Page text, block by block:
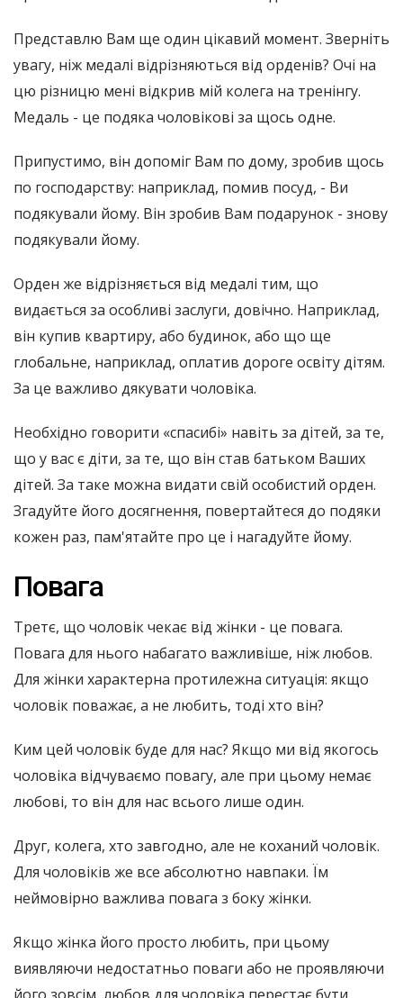
Представлю Вам ще один цікавий момент. Зверніть
увагу, ніж медалі відрізняються від орденів? Очі на
цю різницю мені відкрив мій колега на тренінгу.
Медаль - це подяка чоловікові за щось одне.
Припустимо, він допоміг Вам по дому, зробив щось
по господарству: наприклад, помив посуд, - Ви
подякували йому. Він зробив Вам подарунок - знову
подякували йому.
Орден же відрізняється від медалі тим, що
видається за особливі заслуги, довічно. Наприклад,
він купив квартиру, або будинок, або що ще
глобальне, наприклад, оплатив дороге освіту дітям.
За це важливо дякувати чоловіка.
Необхідно говорити «спасибі» навіть за дітей, за те,
що у вас є діти, за те, що він став батьком Ваших
дітей. За таке можна видати свій особистий орден.
Згадуйте його досягнення, повертайтеся до подяки
кожен раз, пам'ятайте про це і нагадуйте йому.
Повага
Третє, що чоловік чекає від жінки - це повага.
Повага для нього набагато важливіше, ніж любов.
Для жінки характерна протилежна ситуація: якщо
чоловік поважає, а не любить, тоді хто він?
Ким цей чоловік буде для нас? Якщо ми від якогось
чоловіка відчуваємо повагу, але при цьому немає
любові, то він для нас всього лише один.
Друг, колега, хто завгодно, але не коханий чоловік.
Для чоловіків же все абсолютно навпаки. Їм
неймовірно важлива повага з боку жінки.
Якщо жінка його просто любить, при цьому
виявляючи недостатньо поваги або не проявляючи